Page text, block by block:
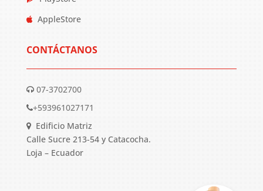
AppleStore
CONTÁCTANOS
07-3702700
+593961027171
Edificio Matriz
Calle Sucre 213-54 y Catacocha.
Loja – Ecuador